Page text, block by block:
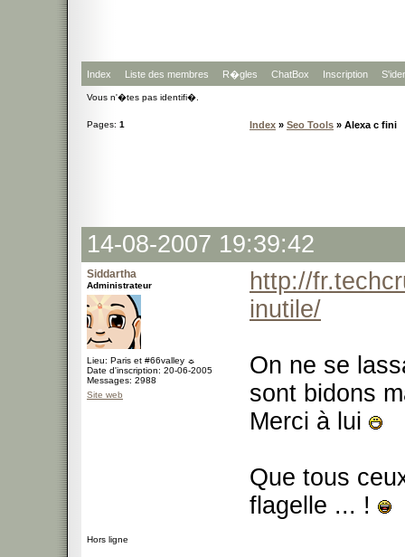
Index Liste des membres R�gles ChatBox Inscription
Vous n'�tes pas identifi�.
Pages: 1 Index » Seo Tools » Alexa c fini
14-08-2007 19:39:42
Siddartha
Administrateur
Lieu: Paris et #66valley ☼
Date d'inscription: 20-06-2005
Messages: 2988
Site web
http://
inutile/
On ne se
sont bidons
Merci à lui
Que tous
flagelle ... !
Hors ligne